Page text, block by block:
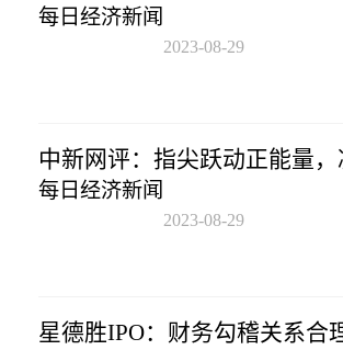
每日经济新闻
2023-08-29
中新网评：指尖跃动正能量
每日经济新闻
2023-08-29
星德胜IPO：财务勾稽关系合